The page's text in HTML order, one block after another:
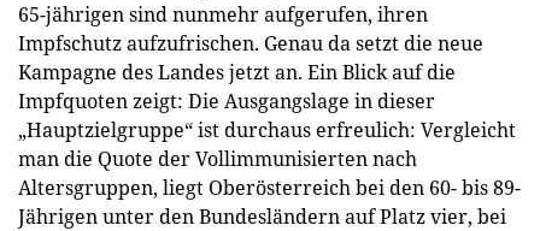
65-jährigen sind nunmehr aufgerufen, ihren
Impfschutz aufzufrischen. Genau da setzt die neue
Kampagne des Landes jetzt an. Ein Blick auf die
Impfquoten zeigt: Die Ausgangslage in dieser
„Hauptzielgruppe“ ist durchaus erfreulich: Vergleicht
man die Quote der Vollimmunisierten nach
Altersgruppen, liegt Oberösterreich bei den 60- bis 89-
Jährigen unter den Bundesländern auf Platz vier, bei